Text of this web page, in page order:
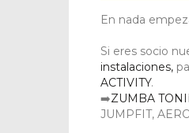
En nada
Si eres socio
instalaciones,
ACTIVITY.
➡️ZUMBA
JUMPFIT,